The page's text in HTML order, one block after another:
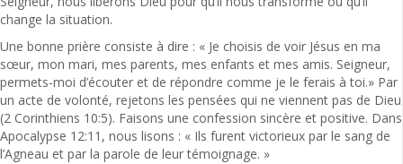
change la situation.
Une bonne prière consiste à dire : « Je choisis de voir Jésus en ma
sœur, mon mari, mes parents, mes enfants et mes amis. Seigneur,
permets-moi d’écouter et de répondre comme je le ferais à toi.» Par
un acte de volonté, rejetons les pensées qui ne viennent pas de Dieu
(2 Corinthiens 10:5). Faisons une confession sincère et positive. Dans
Apocalypse 12:11, nous lisons : « Ils furent victorieux par le sang de
l’Agneau et par la parole de leur témoignage. »